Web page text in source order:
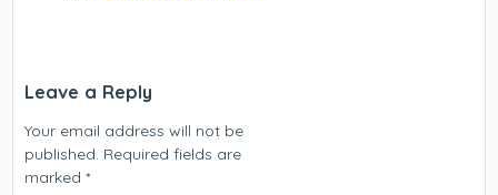
Leave a Reply
Your email address will not be
published. Required fields are
marked*